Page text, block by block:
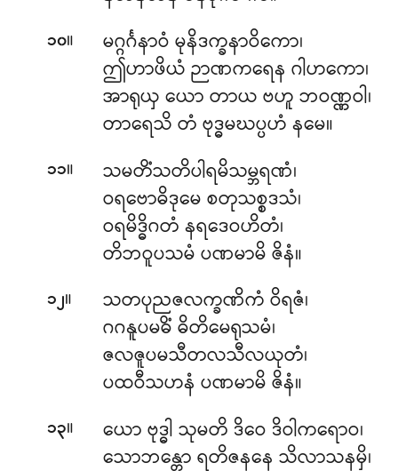
၁၀။
မဂ္ဂင်္ဂနာဝံ မုနိဒက္ခနာဝိကော၊
ဤဟာဖိယံ ဉာဏကရေန ဂါဟကော၊
အာရုယှ ယော တာယ ဗဟူ ဘဝဏ္ဏဝါ၊
တာရေသိ တံ ဗုဒ္ဓမဃပ္ပဟံ နမေ။
၁၁။
သမတိံသတိပါရမိသမ္ဘရဏံ၊
ဝရဗောဓိဒုမေ စတုသစ္စဒသံ၊
ဝရမိဒ္ဓိဂတံ နရဒေဝဟိတံ၊
တိဘဝူပသမံ ပဏမာမိ ဇိနံ။
၁၂။
သတပုညဇလက္ခဏိကံ ဝိရဇံ၊
ဂဂနူပမဓိံ ဓိတိမေရုသမံ၊
ဇလဇူပမသီတလသီလယုတံ၊
ပထဝီသဟနံ ပဏမာမိ ဇိနံ။
၁၃။ ယောဗုဒ္ဓါ သုမတိ ဒိဝေ ဒိဝါကရောဝ၊
သောဘန္တော ရတိဇနနေ သိလာသနမှိ၊